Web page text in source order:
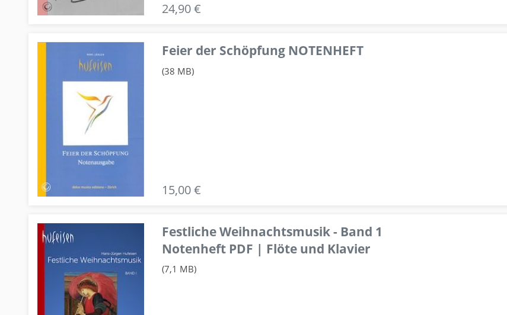
24,90 €
Feier der Schöpfung NOTENHEFT
(38 MB)
15,00 €
Festliche Weihnachtsmusik - Band 1
Notenheft PDF | Flöte und Klavier
(7,1 MB)